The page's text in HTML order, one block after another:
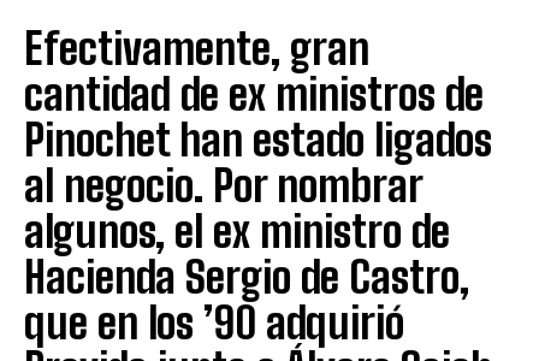
Efectivamente, gran
cantidad de ex ministros de
Pinochet han estado ligados
al negocio. Por nombrar
algunos, el ex ministro de
Hacienda Sergio de Castro,
que en los ’90 adquirió